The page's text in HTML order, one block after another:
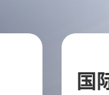
国